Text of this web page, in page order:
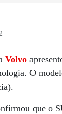
Volvo
O
que o